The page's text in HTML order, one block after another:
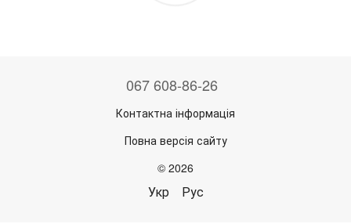
067 608-86-26
Контактна інформація
Повна версія сайту
© 2026
Укр Рус